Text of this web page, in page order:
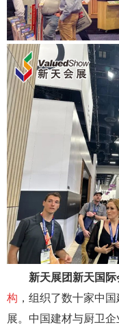
新天展团 新天国际
构 ，组织了数十家中
展。中国建材与厨卫